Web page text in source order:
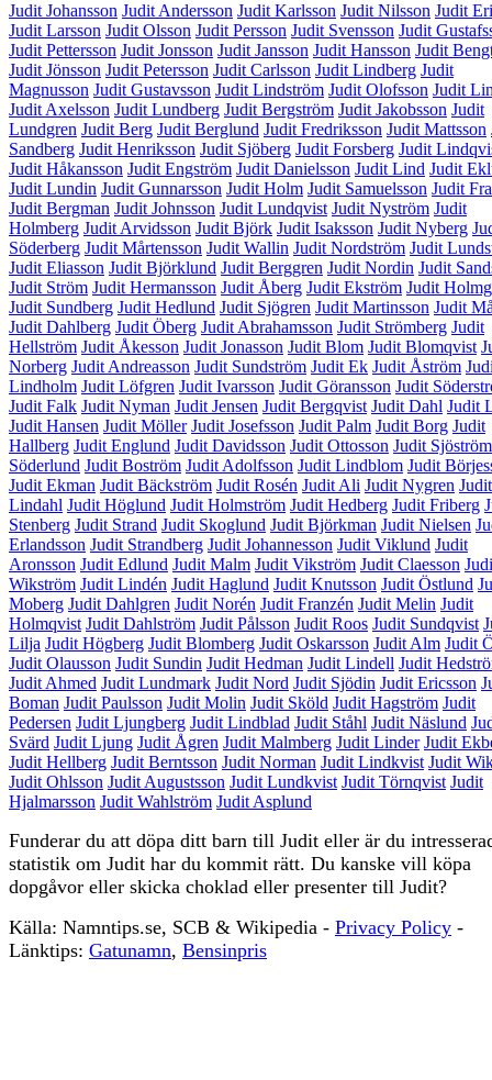
Judit Johansson Judit Andersson Judit Karlsson Judit Nilsson Judit
Judit Larsson Judit Olsson Judit Persson Judit Svensson Judit
Judit Pettersson Judit Jonsson Judit Jansson Judit Hansson Judit
Judit Jönsson Judit Petersson Judit Carlsson Judit Lindberg Judit
Magnusson Judit Gustavsson Judit Lindström Judit Olofsson Judit
Judit Axelsson Judit Lundberg Judit Bergström Judit Jakobsson Judit
Lundgren Judit Berg Judit Berglund Judit Fredriksson Judit Mattsson
Sandberg Judit Henriksson Judit Sjöberg Judit Forsberg Judit
Judit Håkansson Judit Engström Judit Danielsson Judit Lind Judit
Judit Lundin Judit Gunnarsson Judit Holm Judit Samuelsson Judit
Judit Bergman Judit Johnsson Judit Lundqvist Judit Nyström Judit
Holmberg Judit Arvidsson Judit Björk Judit Isaksson Judit Nyberg
Söderberg Judit Mårtensson Judit Wallin Judit Nordström Judit
Judit Eliasson Judit Björklund Judit Berggren Judit Nordin Judit
Judit Ström Judit Hermansson Judit Åberg Judit Ekström Judit
Judit Sundberg Judit Hedlund Judit Sjögren Judit Martinsson Judit
Judit Dahlberg Judit Öberg Judit Abrahamsson Judit Strömberg Judit
Hellström Judit Åkesson Judit Jonasson Judit Blom Judit Blomqvist
Norberg Judit Andreasson Judit Sundström Judit Ek Judit Åström
Lindholm Judit Löfgren Judit Ivarsson Judit Göransson Judit
Judit Falk Judit Nyman Judit Jensen Judit Bergqvist Judit Dahl Judit
Judit Hansen Judit Möller Judit Josefsson Judit Palm Judit Borg Judit
Hallberg Judit Englund Judit Davidsson Judit Ottosson Judit Sjöström
Söderlund Judit Boström Judit Adolfsson Judit Lindblom Judit
Judit Ekman Judit Bäckström Judit Rosén Judit Ali Judit Nygren Judit
Lindahl Judit Höglund Judit Holmström Judit Hedberg Judit Friberg
Stenberg Judit Strand Judit Skoglund Judit Björkman Judit Nielsen
Erlandsson Judit Strandberg Judit Johannesson Judit Viklund Judit
Aronsson Judit Edlund Judit Malm Judit Vikström Judit Claesson
Wikström Judit Lindén Judit Haglund Judit Knutsson Judit Östlund
Moberg Judit Dahlgren Judit Norén Judit Franzén Judit Melin Judit
Holmqvist Judit Dahlström Judit Pålsson Judit Roos Judit Sundqvist
Lilja Judit Högberg Judit Blomberg Judit Oskarsson Judit Alm Judit
Judit Olausson Judit Sundin Judit Hedman Judit Lindell Judit
Judit Ahmed Judit Lundmark Judit Nord Judit Sjödin Judit Ericsson
Boman Judit Paulsson Judit Molin Judit Sköld Judit Hagström Judit
Pedersen Judit Ljungberg Judit Lindblad Judit Ståhl Judit Näslund
Svärd Judit Ljung Judit Ågren Judit Malmberg Judit Linder Judit
Judit Hellberg Judit Berntsson Judit Norman Judit Lindkvist Judit
Judit Ohlsson Judit Augustsson Judit Lundkvist Judit Törnqvist Judit
Hjalmarsson Judit Wahlström Judit Asplund
Funderar du att döpa ditt barn till Judit eller är du
statistik om Judit har du kommit rätt. Du kanske vill köpa
dopgåvor eller skicka choklad eller presenter till Judit?
Källa: Namntips.se, SCB & Wikipedia - Privacy Policy -
Länktips: Gatunamn, Bensinpris